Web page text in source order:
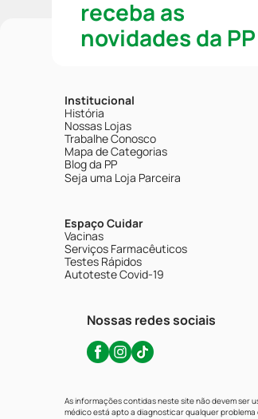
receba as
novidades da PP
Institucional
História
Nossas Lojas
Trabalhe Conosco
Mapa de Categorias
Blog da PP
Seja uma Loja Parceira
Espaço Cuidar
Vacinas
Serviços Farmacêuticos
Testes Rápidos
Autoteste Covid-19
Nossas redes sociais
As informações contidas neste site não devem ser
médico está apto a diagnosticar qualquer